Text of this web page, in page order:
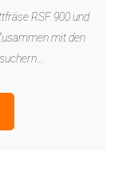
RSF 900 und
mit den